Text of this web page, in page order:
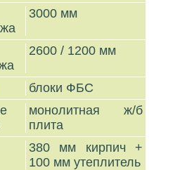
3000 мм
2600 / 1200 мм
блоки ФБС
монолитная ж/б
плита
380 мм кирпич +
100 мм утеплитель